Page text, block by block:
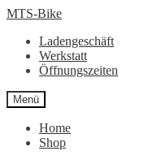
Zur
springen
Zum
springen
MTS-Bike
Ladengeschäft
Werkstatt
Öffnungszeiten
Menü
Home
Shop